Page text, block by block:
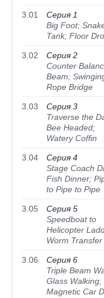
3.01
Серия 1
Big Foot;
Tank; Floor
3.02
Серия 2
Counter
Beam;
Rope Bridge
3.03
Серия 3
Traverse the
Bee Headed;
Watery Coffin
3.04
Серия 4
Stage Coach
Fish Dinner;
to Pipe to Pipe
3.05
Серия 5
Speedboat to
Helicopter
Worm Transfer
3.06
Серия 6
Triple Beam
Glass Walking;
Magnetic Car